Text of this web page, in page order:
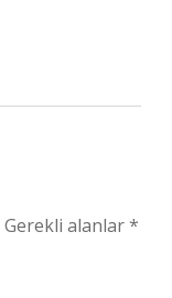
Gerekli alanlar*